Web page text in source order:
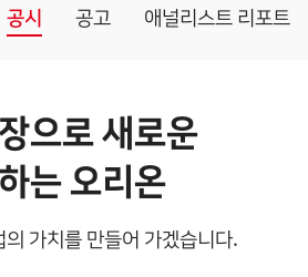
공시 공고 애널리스트 리포트
으로 새로운
는 오리온
가치를 만들어 가겠습니다.